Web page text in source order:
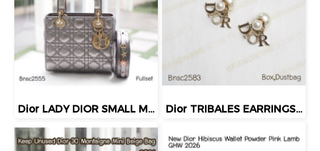
Dior LADY DIOR SMALL METALLIC GHW 2019 Dior TRIBALES EARRINGS GOLD